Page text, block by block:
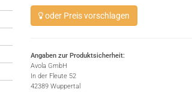
oder Preis vorschlagen
Angaben zur Produktsicherheit:
Avola GmbH
In der Fleute 52
42389 Wuppertal